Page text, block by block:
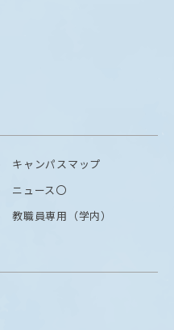
キャンパスマップ
ニュース〇
教職員専用（学内）